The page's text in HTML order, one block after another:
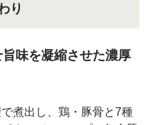
り
味を凝縮させた濃厚
煮出し、鶏・豚骨と7種